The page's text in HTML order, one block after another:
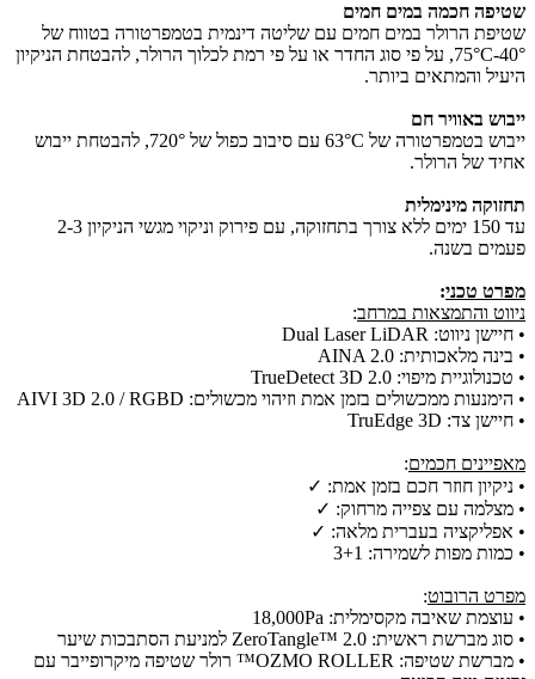
שטיפה חכמה במים חמים
שטיפת הרולר במים חמים עם שליטה דינמית בטמפרטורה בטווח של
40°-75°C, על פי סוג החדר או על פי רמת לכלוך הרולר, להבטחת הניקיון
היעיל והמתאים ביותר.
ייבוש באוויר חם
ייבוש בטמפרטורה של 63°C עם סיבוב כפול של 720°, להבטחת ייבוש
אחיד של הרולר.
תחזוקה מינימלית
עד 150 ימים ללא צורך בתחזוקה, עם פירוק וניקוי מגשי הניקיון 2-3
פעמים בשנה.
מפרט טכני:
ניווט והתמצאות במרחב:
• חיישן ניווט: Dual Laser LiDAR
• בינה מלאכותית: AINA 2.0
• טכנולוגיית מיפוי: TrueDetect 3D 2.0
• הימנעות ממכשולים בזמן אמת וזיהוי מכשולים: AIVI 3D 2.0 / RGBD
• חיישן צד: TruEdge 3D
מאפיינים חכמים:
• ניקיון חוזר חכם בזמן אמת: ✓
• מצלמה עם צפייה מרחוק: ✓
• אפליקציה בעברית מלאה: ✓
• כמות מפות לשמירה: 3+1
מפרט הרובוט:
• עוצמת שאיבה מקסימלית: 18,000Pa
• סוג מברשת ראשית: ZeroTangle™ 2.0 למניעת הסתבכות שיער
•
מברשת שטיפה: OZMO ROLLER™ רולר שטיפה מיקרופייבר עם